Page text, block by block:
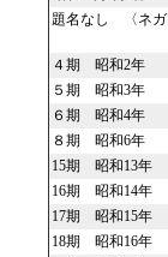
題名なし 〈ネガ
４期 昭和2年
５期 昭和3年
６期 昭和4年
８期 昭和6年
15期 昭和13年
16期 昭和14年
17期 昭和15年
18期 昭和16年